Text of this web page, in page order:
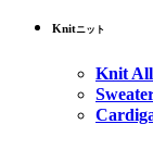
Knitニット
Knit All